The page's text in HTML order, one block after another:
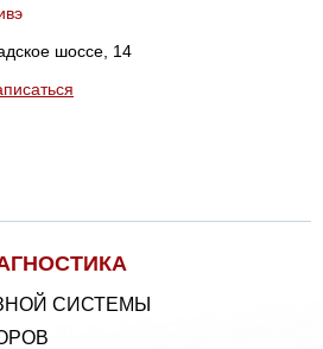
шоссе, 14
СИСТЕМЫ